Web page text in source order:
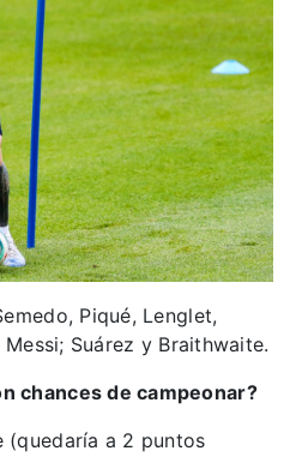
Piqué, Lenglet,
Suárez y Braithwaite.
chances de campeonar?
(quedaría a 2 puntos